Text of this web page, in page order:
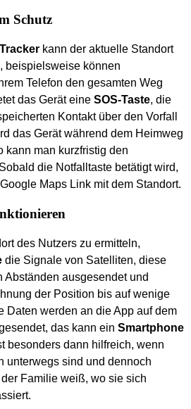
Schutz
kann der aktuelle Standort
beispielsweise können
Telefon den gesamten Weg
das Gerät eine SOS-Taste, die
Kontakt über den Vorfall
das Gerät während dem Heimweg
kann man kurzfristig den
die Notfalltaste betätigt wird,
Maps Link mit dem Standort.
des Nutzers zu ermitteln,
die Signale von Satelliten, diese
ausgesendet und
der Position bis auf wenige
Daten werden an die App auf dem
das kann ein Smartphone
besonders dann hilfreich, wenn
unterwegs sind und dennoch
Familie weiß, wo sie sich